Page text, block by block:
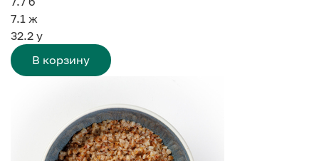
7.1 ж
32.2 у
В корзину